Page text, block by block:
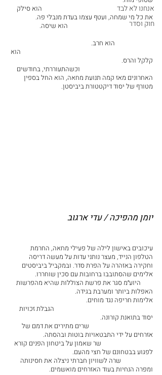
אנחנו לא לבד
חוק וסדר
                                                                         הוא סילק
את כל מי שמחה, ועטף עצמו בעדת מנבלי פה.
                                                        הוא שיסה.
                         הוא חרב.
                                                                                       הוא
קלקל והרס.
                                                וכשהתעוררתי, בחודשים
האחרונים מאז קמה תנועת מחאה, הוא החל בספין
מטורף של יסוד דיקטטורת ביביסטן.
יומן מהפיכה / עדי ארגוב
עיכובים באישון לילה של פעילי מחאה, החרמת
הטלפון הנייד, מעצר נותני עדות על מעשה דריסה
וחקירה באזהרה על הפרת סדר. ובמקביל ביביסטים
אלימים שהסתובבו ברחובות עם סכין שוחררו.
        היוע״מ סגר את פרשת הצוללות שהיא מהפרשות
האפלות ביותר ומערבת בגידה.
אלימות חריפה נגד מוחים.
                                                                 הגבלת זכויות
יסוד בתואנת קורונה.
                                          שרים מתירים את דמם של
אזרחים על ידי התבטאויות בוטות ובהסתה.
                                  שר שאמון על ביטחון הפנים קורא
לפגוע בבטחונם של חצי מהעם.
                     שרה לשוויון חברתי ניצלה את חסינותה
ומפרה הנחיות בעוד האזרחים מואשמים.